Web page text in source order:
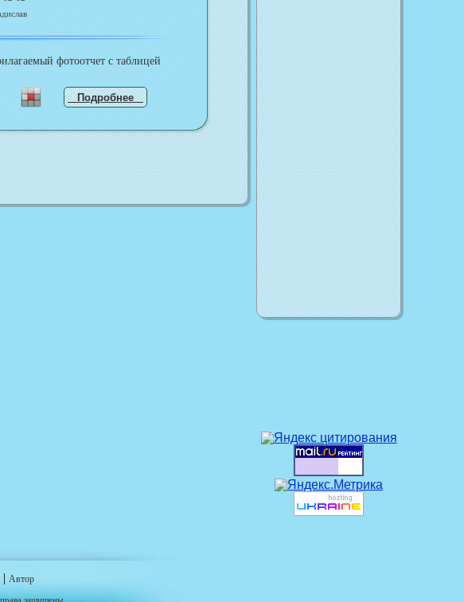
фотоотчет с таблицей
Подробнее
| Автор
защищены.